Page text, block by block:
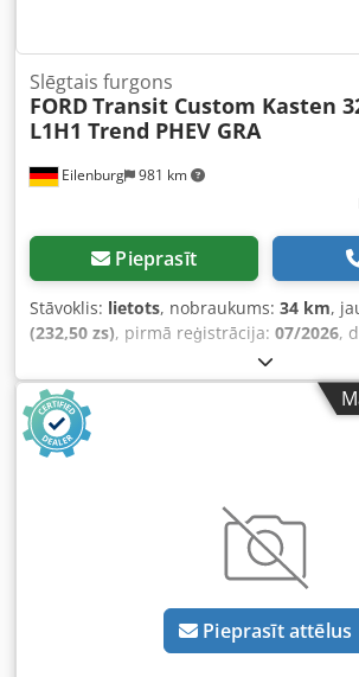
Eilenburg 981 km
Slēgtais furgons
FORDTransit Custom Kasten
L1H1 Trend PHEV GRA
Pieprasīt
Stāvoklis: lietots, nobraukums: 34 km,
(232,50 zs), pirmā reģistrācija: 07/2026,
3 225 kg
veids:automātisks, sēdvietu skaits:3,
5 050 mm
2 032 mm,
augstums:
Ražošanas gads:
kondicionēšana, kvēpu filtrs
Pieprasīt attēlus